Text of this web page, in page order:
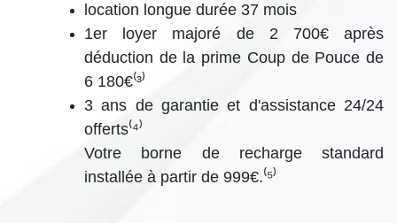
location longue durée 37 mois
1er loyer majoré de 2 700€ après
déduction de la prime Coup de Pouce de
6 180€⁽³⁾
3 ans de garantie et d'assistance 24/24
offerts⁽⁴⁾
Votre borne de recharge standard
installée à partir de 999€.​⁽⁵⁾